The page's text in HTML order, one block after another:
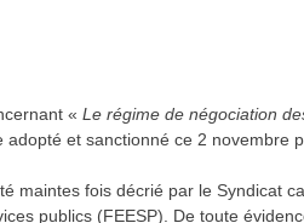
« Le régime de négociation
adopté et sanctionné ce 2 novembre
maintes fois décrié par le Syndicat
publics (FEESP). De toute